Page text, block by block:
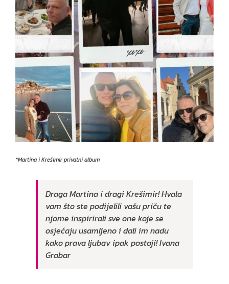
*Martina i Krešimir privatni album
Draga Martina i dragi Krešimir! Hvala
vam što ste podijelili vašu priču te
njome inspirirali sve one koje se
osjećaju usamljeno i dali im nadu
kako prava ljubav ipak postoji! Ivana
Grabar